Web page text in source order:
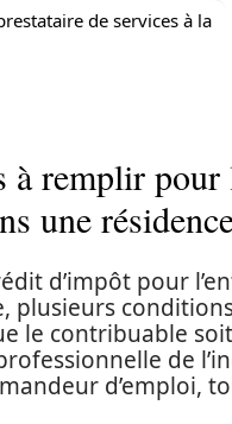
de services à la
à remplir
une
d’impôt pour
plusieurs
le contribuable soit
de
d’emploi,